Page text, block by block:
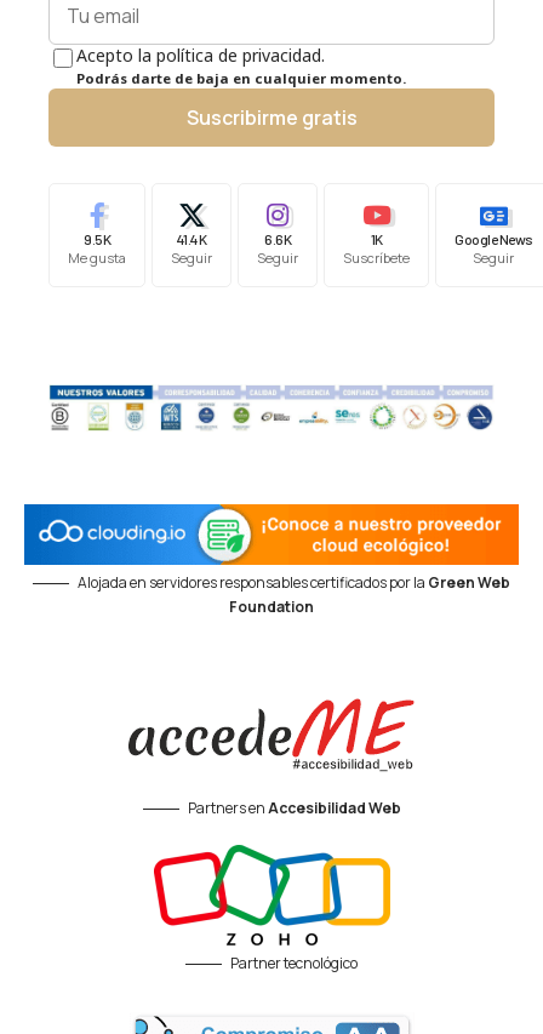
Acepto la política de privacidad.
Podrás darte de baja en cualquier momento.
Suscribirme gratis
9.5K
Me gusta
41.4K
Seguir
6.6K
Seguir
1K
Suscríbete
Google News
Seguir
Alojada en servidores responsables certificados por la Green Web
Foundation
Partners enAccesibilidad Web
Partner tecnológico